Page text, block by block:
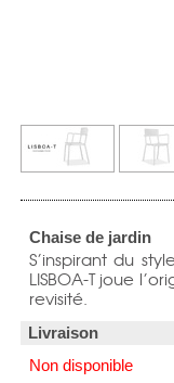
Chaise de jardin
S’inspirant du
LISBOA-T joue
revisité.
Livraison
Non disponible